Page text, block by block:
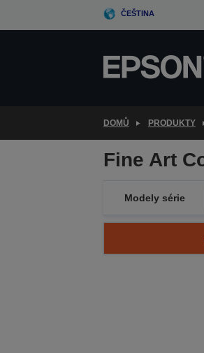
ČEŠTINA
DOMŮ PRODUKTY
Fine Art
Modely série